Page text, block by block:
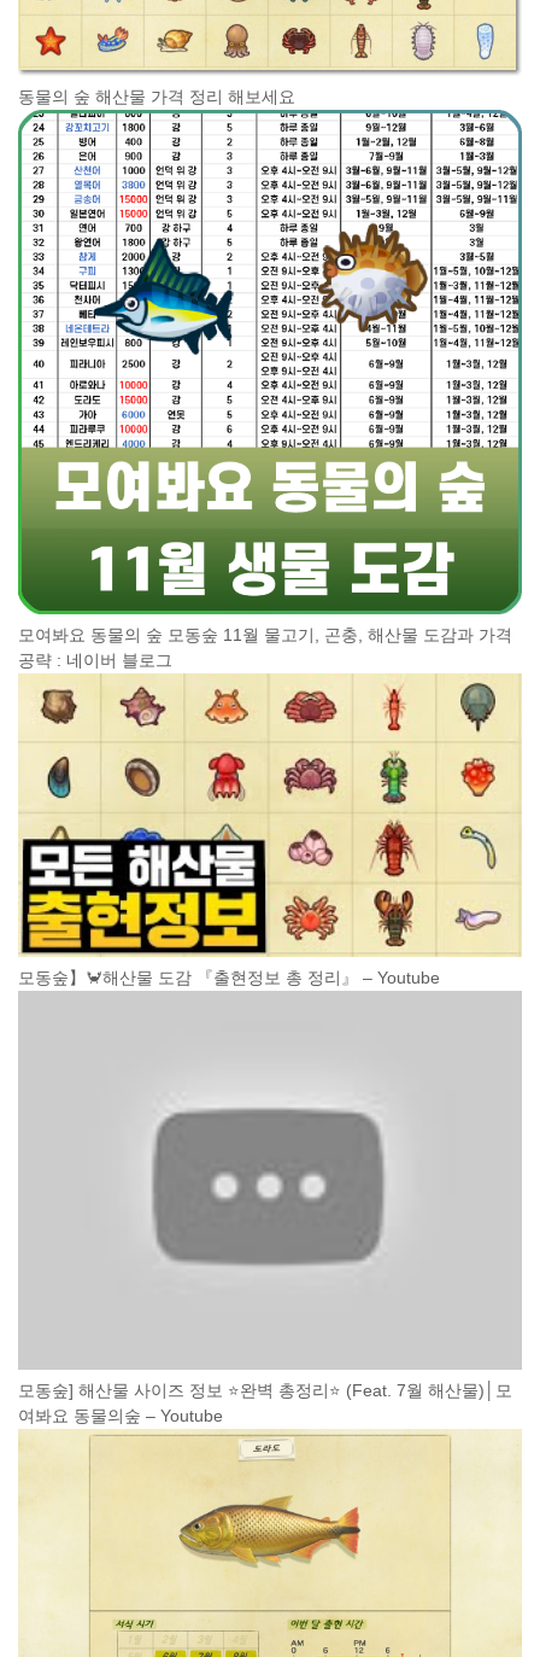
동물의 숲 해산물 가격 정리 해보세요
모여봐요 동물의 숲 모동숲 11월 물고기, 곤충, 해산물 도감과 가격
공략 : 네이버 블로그
모동숲】🦀해산물 도감 『출현정보 총 정리』 – Youtube
모동숲] 해산물 사이즈 정보 ⭐완벽 총정리⭐ (Feat. 7월 해산물)│모
여봐요 동물의숲 – Youtube